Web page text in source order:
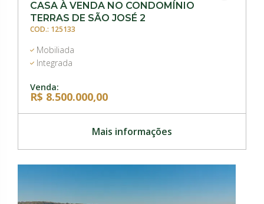
CASA À VENDA NO CONDOMÍNIO
TERRAS DE SÃO JOSÉ 2
COD.: 125133
Mobiliada
Integrada
Venda:
R$ 8.500.000,00
Mais informações